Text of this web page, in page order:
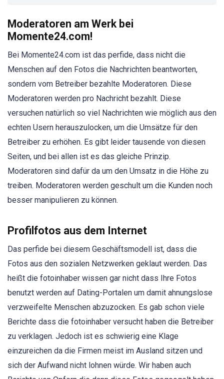
Moderatoren am Werk bei
Momente24.com!
Bei Momente24.com ist das perfide, dass nicht die
Menschen auf den Fotos die Nachrichten beantworten,
sondern vom Betreiber bezahlte Moderatoren. Diese
Moderatoren werden pro Nachricht bezahlt. Diese
versuchen natürlich so viel Nachrichten wie möglich aus den
echten Usern herauszulocken, um die Umsätze für den
Betreiber zu erhöhen. Es gibt leider tausende von diesen
Seiten, und bei allen ist es das gleiche Prinzip.
Moderatoren sind dafür da um den Umsatz in die Höhe zu
treiben. Moderatoren werden geschult um die Kunden noch
besser manipulieren zu können.
Profilfotos aus dem Internet
Das perfide bei diesem Geschäftsmodell ist, dass die
Fotos aus den sozialen Netzwerken geklaut werden. Das
heißt die fotoinhaber wissen gar nicht dass Ihre Fotos
benutzt werden auf Dating-Portalen um damit ahnungslose
verzweifelte Menschen abzuzocken. Es gab schon viele
Berichte dass die fotoinhaber versucht haben die Betreiber
zu verklagen. Jedoch ist es schwierig eine Klage
einzureichen da die Firmen meist im Ausland sitzen und
sich der Aufwand nicht lohnen würde. Wir haben auch